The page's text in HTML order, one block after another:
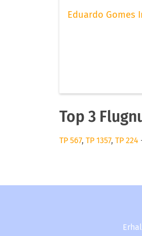
Eduardo
Top 3
TP 567, TP 1357, TP 224